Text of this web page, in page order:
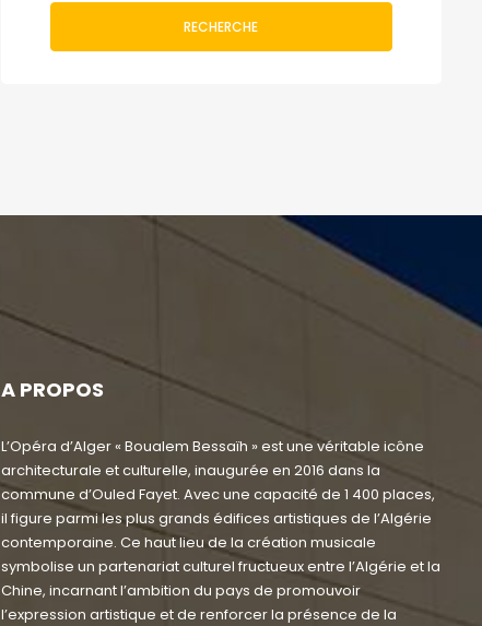
RECHERCHE
A PROPOS
L’Opéra d’Alger « Boualem Bessaïh » est une véritable icône
architecturale et culturelle, inaugurée en 2016 dans la
commune d’Ouled Fayet. Avec une capacité de 1 400 places,
il figure parmi les plus grands édifices artistiques de l’Algérie
contemporaine. Ce haut lieu de la création musicale
symbolise un partenariat culturel fructueux entre l’Algérie et la
Chine, incarnant l’ambition du pays de promouvoir
l’expression artistique et de renforcer la présence de la